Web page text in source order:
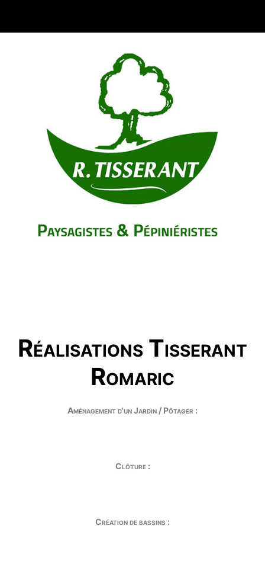
Réalisations Tisserant
Romaric
Aménagement d'un Jardin / Pôtager :
Clôture :
Création de bassins :